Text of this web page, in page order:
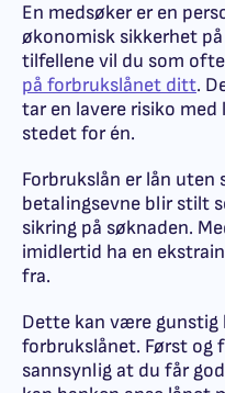
En medsøker er en
økonomisk sikkerhet
tilfellene vil du som
på forbrukslånet ditt.
tar en lavere risiko
stedet for én.
Forbrukslån er lån
betalingsevne blir stilt
sikring på søknaden.
imidlertid ha en
fra.
Dette kan være gunstig
forbrukslånet. Først
sannsynlig at du får